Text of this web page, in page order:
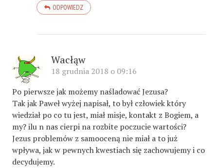
ODPOWIEDZ
Wacłąw
18 grudnia 2018 o 09:16
Po pierwsze jak możemy naśladować Jezusa?
Tak jak Paweł wyżej napisał, to był człowiek który
wiedział po co tu jest, miał misje, kontakt z Bogiem, a
my? ilu n nas cierpi na rozbite poczucie wartości?
Jezus problemów z samooceną nie miał a to już
wpływa, jak w pewnych kwestiach się zachowujemy i co
decydujemy.